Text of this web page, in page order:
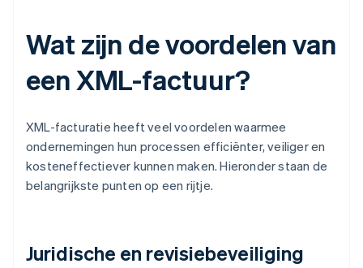
Wat zijn de voordelen van
een XML-factuur?
XML-facturatie heeft veel voordelen waarmee
ondernemingen hun processen efficiënter, veiliger en
kosteneffectiever kunnen maken. Hieronder staan de
belangrijkste punten op een rijtje.
Juridische en revisiebeveiliging